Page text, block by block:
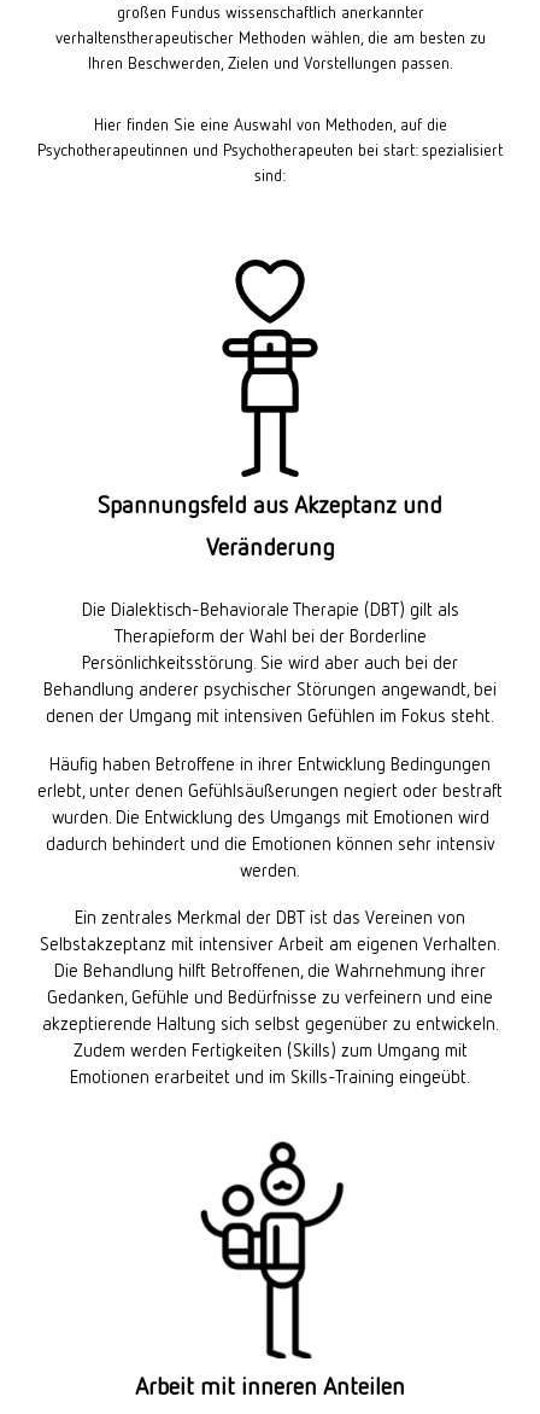
großen Fundus wissenschaftlich anerkannter
verhaltenstherapeutischer Methoden wählen, die am besten zu
Ihren Beschwerden, Zielen und Vorstellungen passen.
Hier finden Sie eine Auswahl von Methoden, auf die
Psychotherapeutinnen und Psychotherapeuten bei start: spezialisiert
sind:
Spannungsfeld aus Akzeptanz und
Veränderung
Die Dialektisch-Behaviorale Therapie (DBT) gilt als
Therapieform der Wahl bei der Borderline
Persönlichkeitsstörung. Sie wird aber auch bei der
Behandlung anderer psychischer Störungen angewandt, bei
denen der Umgang mit intensiven Gefühlen im Fokus steht.
Häufig haben Betroffene in ihrer Entwicklung Bedingungen
erlebt, unter denen Gefühlsäußerungen negiert oder bestraft
wurden. Die Entwicklung des Umgangs mit Emotionen wird
dadurch behindert und die Emotionen können sehr intensiv
werden.
Ein zentrales Merkmal der DBT ist das Vereinen von
Selbstakzeptanz mit intensiver Arbeit am eigenen Verhalten.
Die Behandlung hilft Betroffenen, die Wahrnehmung ihrer
Gedanken, Gefühle und Bedürfnisse zu verfeinern und eine
akzeptierende Haltung sich selbst gegenüber zu entwickeln.
Zudem werden Fertigkeiten (Skills) zum Umgang mit
Emotionen erarbeitet und im Skills-Training eingeübt.
Arbeit mit inneren Anteilen